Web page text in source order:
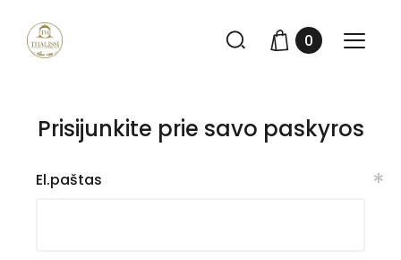
0
Prisijunkite prie savo paskyros
El.paštas *